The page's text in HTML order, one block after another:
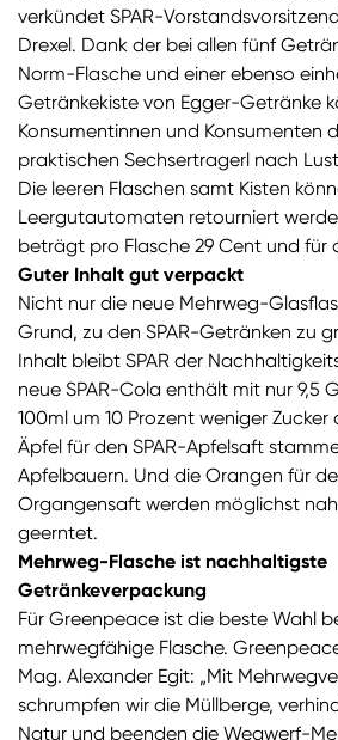
verkündet SPAR-
Drexel. Dank der bei allen fünf
Norm-Flasche und einer ebenso
Getränkekiste von Egger-Getränke
Konsumentinnen und Konsumenten
praktischen Sechsertragerl nach
Die leeren Flaschen samt Kisten
Leergutautomaten retourniert
beträgt pro Flasche 29 Cent und für
Guter Inhalt gut verpackt
Nicht nur die neue Mehrweg-
Grund, zu den SPAR-Getränken zu
Inhalt bleibt SPAR der
neue SPAR-Cola enthält mit nur 9,5
100ml um 10 Prozent weniger Zucker
Äpfel für den SPAR-Apfelsaft
Apfelbauern. Und die Orangen für
Organgensaft werden möglichst
geerntet.
Mehrweg-Flasche ist nachhaltigste
Getränkeverpackung
Für Greenpeace ist die beste Wahl
mehrwegfähige Flasche.
Mag. Alexander Egit: „Mit
schrumpfen wir die Müllberge,
Natur und beenden die Wegwerf-